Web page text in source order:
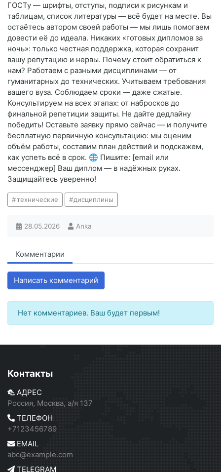
ГОСТу — шрифты, отступы, подписи к рисункам и
таблицам, список литературы — всё будет на месте. Вы
остаётесь автором своей работы — мы лишь помогаем
довести её до идеала. Никаких «готовых дипломов за
ночь»: только честная поддержка, которая сохранит
вашу репутацию и нервы. Почему стоит обратиться к
нам? Работаем с разными дисциплинами — от
гуманитарных до технических. Учитываем требования
вашего вуза. Соблюдаем сроки — даже сжатые.
Консультируем на всех этапах: от набросков до
финальной репетиции защиты. Не дайте дедлайну
победить! Оставьте заявку прямо сейчас — и получите
бесплатную первичную консультацию: мы оценим
объём работы, составим план действий и подскажем,
как успеть всё в срок. 🌐 Пишите: [email или
мессенджер] Ваш диплом — в надёжных руках.
Защищайтесь уверенно!
технические дисциплины
28.05.2026 Anka
Комментарии
Написать комментарий
Нет комментариев. Ваш будет первым!
Контакты
АДРЕС
Россия, Москва, а/я 137
ТЕЛЕФОН
+7123456789
EMAIL
abc@example.com
TELEGRAM